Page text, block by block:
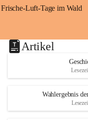
Frische-Luft-Tage im Wald
Artikel
Wahlergebnis